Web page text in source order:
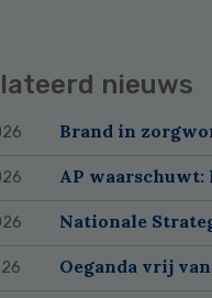
nieuws
Brand in
AP waarschuwt:
Nationale
Oeganda vrij